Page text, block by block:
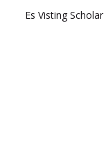
Es Visting